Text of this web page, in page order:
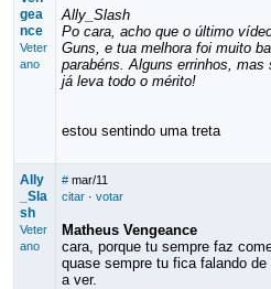
gea
nce
Veter
ano
Ally_Slash
Po cara, acho que o último
Guns, e tua melhora foi muito
parabéns. Alguns errinhos,
já leva todo o mérito!
estou sentindo uma treta
Ally
_Sla
sh
Veter
ano
# mar/11
citar· votar
Matheus Vengeance
cara, porque tu sempre faz
quase sempre tu fica falando
a ver.